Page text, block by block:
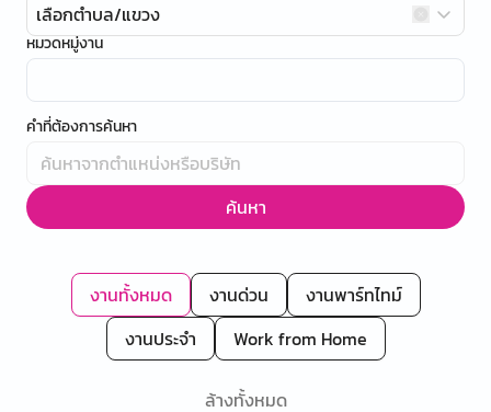
เลือกตำบล/แขวง
หมวดหมู่งาน
คำที่ต้องการค้นหา
ค้นหา
งานทั้งหมด งานด่วน
งานพาร์ทไทม์
งานประจำ
Work from Home
ล้างทั้งหมด